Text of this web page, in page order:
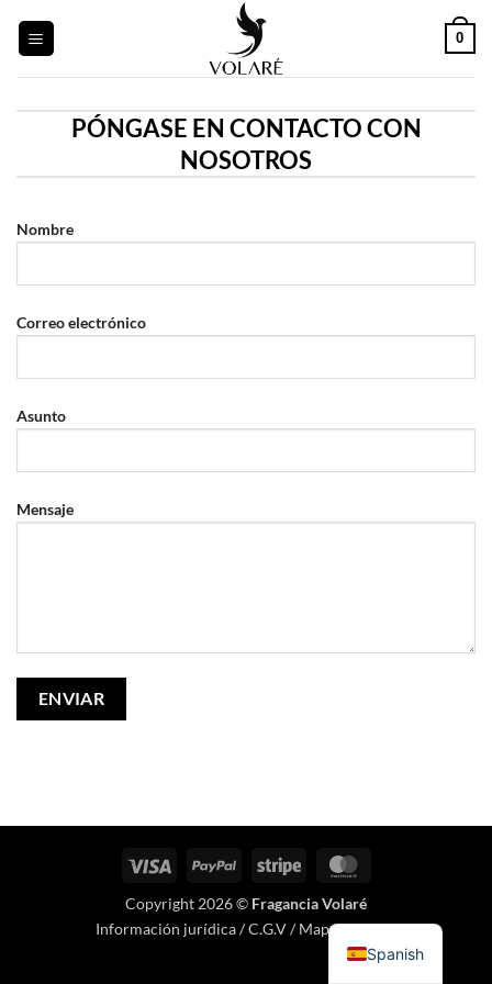
0
PÓNGASE EN CONTACTO CON
NOSOTROS
Nombre
Correo electrónico
Asunto
Mensaje
Visa PayPal Raya
Copyright 2026 © Fragancia Volaré
Información jurídica/C.G.V/ Mapa del sitio.
Spanish